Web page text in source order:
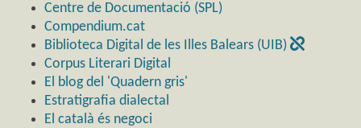
Centre de Documentació (SPL)
Compendium.cat
Biblioteca Digital de les Illes Balears (UIB)
Corpus Literari Digital
El blog del 'Quadern gris'
Estratigrafia dialectal
El català és negoci